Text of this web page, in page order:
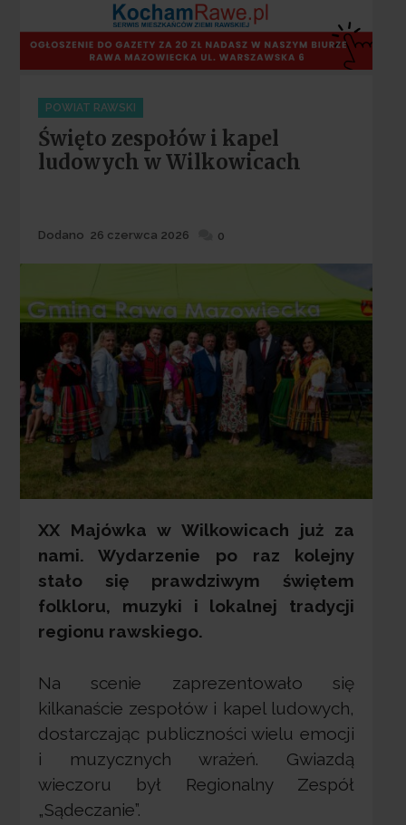
Categories
POWIAT RAWSKI
Święto zespołów i kapel
ludowych w Wilkowicach
Dodane
Dodano 26 czerwca 2026 0
XX Majówka w Wilkowicach już za
nami. Wydarzenie po raz kolejny
stało się prawdziwym świętem
folkloru, muzyki i lokalnej tradycji
regionu rawskiego.
Na scenie zaprezentowało się
kilkanaście zespołów i kapel ludowych,
dostarczając publiczności wielu emocji
i muzycznych wrażeń. Gwiazdą
wieczoru był Regionalny Zespół
„Sądeczanie”.